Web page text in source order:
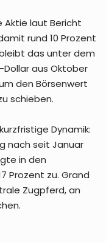
Aktie laut Bericht
rund 10 Prozent
das unter dem
Dollar aus Oktober
den Börsenwert
schieben.
Dynamik:
nach seit Januar
in den
Prozent zu. Grand
Zugpferd, an